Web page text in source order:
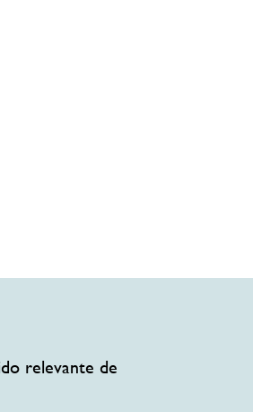
relevante de